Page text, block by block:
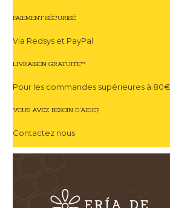
PAIEMENT SÉCURISÉ
Via Redsys et PayPal
LIVRAISON GRATUITE**
Pour les commandes supérieures à 80€.
VOUS AVEZ BESOIN D'AIDE?
Contactez nous